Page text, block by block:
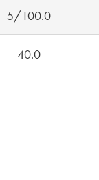
5/100.0
40.0